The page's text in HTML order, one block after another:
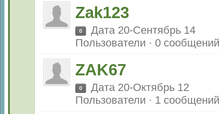
Zak123
0
Дата 20-Сентябрь 14
Пользователи · 0 сообщений
ZAK67
0
Дата 20-Октябрь 12
Пользователи · 1 сообщений